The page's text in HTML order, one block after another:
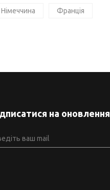
Німеччина Франція
на оновлення